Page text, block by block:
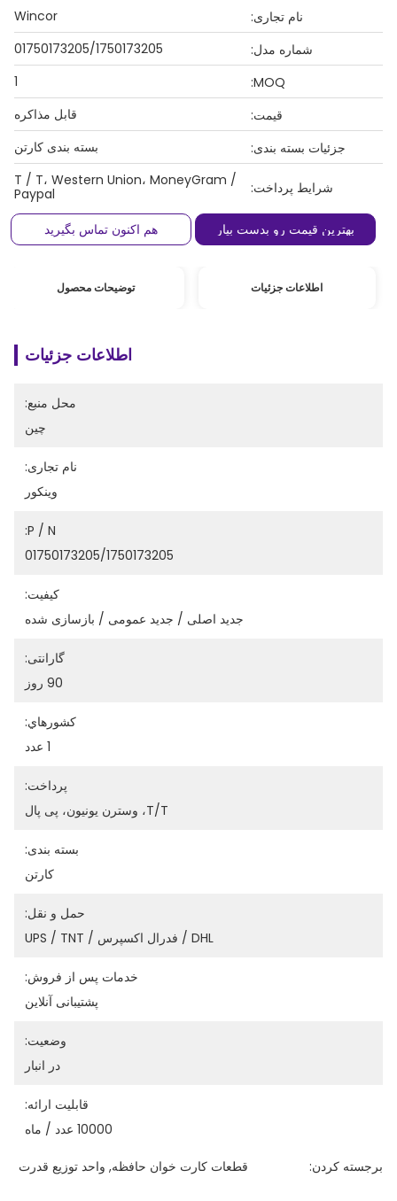
نام تجاری:
Wincor
شماره مدل:
01750173205/1750173205
MOQ:
1
قیمت:
قابل مذاکره
جزئیات بسته بندی:
بسته بندی کارتن
شرایط پرداخت:
T / T، Western Union، MoneyGram /
Paypal
بهترین قیمت رو بدست بیار
هم اکنون تماس بگیرید
اطلاعات جزئیات توضیحات محصول
اطلاعات جزئیات
محل منبع:
چين
نام تجاری:
وینکور
P / N:
01750173205/1750173205
کیفیت:
جدید اصلی / جدید عمومی / بازسازی شده
گارانتی:
90 روز
کشورهاي:
1 عدد
پرداخت:
T/T، وسترن یونیون، پی پال
بسته بندی:
کارتن
حمل و نقل:
DHL / فدرال اکسپرس / UPS / TNT
خدمات پس از فروش:
پشتیبانی آنلاین
وضعیت:
در انبار
قابلیت ارائه:
10000 عدد / ماه
برجسته کردن: قطعات کارت خوان حافظه, واحد توزیع قدرت